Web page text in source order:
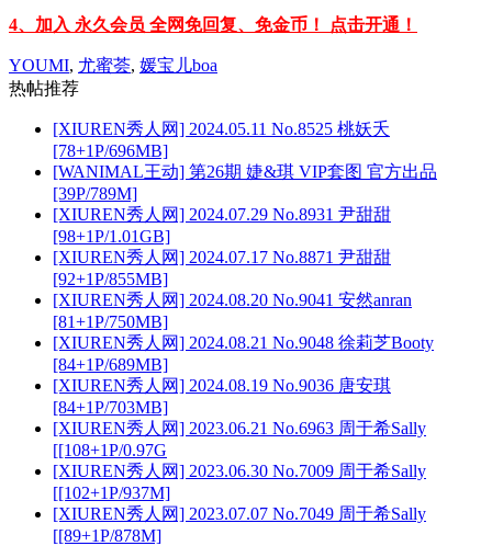
4、加入 永久会员 全网免回复、免金币！ 点击开通！
YOUMI, 尤蜜荟, 媛宝儿boa
热帖推荐
[XIUREN秀人网] 2024.05.11 No.8525 桃妖夭
[78+1P/696MB]
[WANIMAL王动] 第26期 婕&琪 VIP套图 官方出品
[39P/789M]
[XIUREN秀人网] 2024.07.29 No.8931 尹甜甜
[98+1P/1.01GB]
[XIUREN秀人网] 2024.07.17 No.8871 尹甜甜
[92+1P/855MB]
[XIUREN秀人网] 2024.08.20 No.9041 安然anran
[81+1P/750MB]
[XIUREN秀人网] 2024.08.21 No.9048 徐莉芝Booty
[84+1P/689MB]
[XIUREN秀人网] 2024.08.19 No.9036 唐安琪
[84+1P/703MB]
[XIUREN秀人网] 2023.06.21 No.6963 周于希Sally
[[108+1P/0.97G
[XIUREN秀人网] 2023.06.30 No.7009 周于希Sally
[[102+1P/937M]
[XIUREN秀人网] 2023.07.07 No.7049 周于希Sally
[[89+1P/878M]